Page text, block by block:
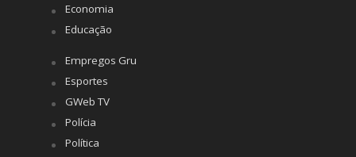
Economia
Educação
Empregos Gru
Esportes
GWeb TV
Polícia
Política